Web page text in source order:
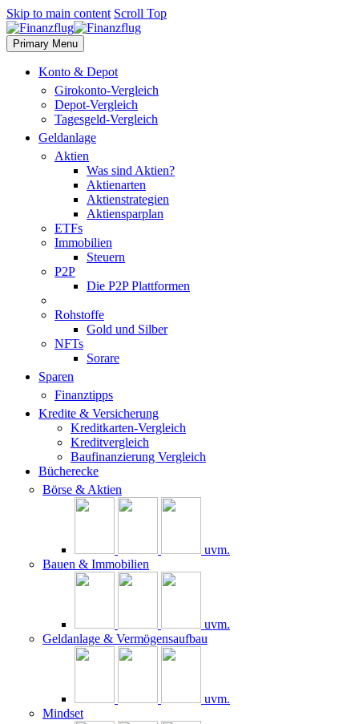
Skip to main content Scroll Top
Primary Menu
Konto & Depot
Girokonto-Vergleich
Depot-Vergleich
Tagesgeld-Vergleich
Geldanlage
Aktien
Was sind Aktien?
Aktienarten
Aktienstrategien
Aktiensparplan
ETFs
Immobilien
Steuern
P2P
Die P2P Plattformen
Rohstoffe
Gold und Silber
NFTs
Sorare
Sparen
Finanztipps
Kredite & Versicherung
Kreditkarten-Vergleich
Kreditvergleich
Baufinanzierung Vergleich
Bücherecke
Börse & Aktien
uvm.
Bauen & Immobilien
uvm.
Geldanlage & Vermögensaufbau
uvm.
Mindset